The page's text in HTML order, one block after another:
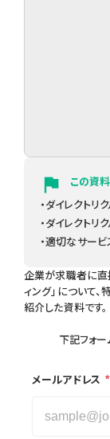
flag
この資
・ダイレクトリ
・ダイレクトリ
・適切なサー
企業が求職者に直
ィング」について
紹介した資料です。
下記フォー
メールアドレス *